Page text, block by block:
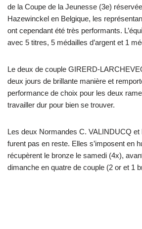
de la Coupe de la Jeunesse (3e)
Hazewinckel en Belgique, les
ont cependant été très performants.
avec 5 titres, 5 médailles d’argent et 1
Le deux de couple GIRERD-
deux jours de brillante manière et
performance de choix pour les deux
travailler dur pour bien se trouver.
Les deux Normandes C. VALINDUCQ
furent pas en reste. Elles s’imposent en
récupèrent le bronze le samedi (4x),
dimanche en quatre de couple (2 or et 1